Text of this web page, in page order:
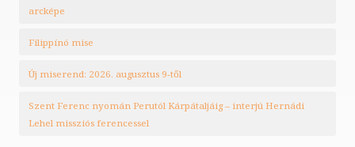
arcképe
Filippínó mise
Új miserend: 2026. augusztus 9-től
Szent Ferenc nyomán Perutól Kárpátaljáig – interjú Hernádi
Lehel missziós ferencessel